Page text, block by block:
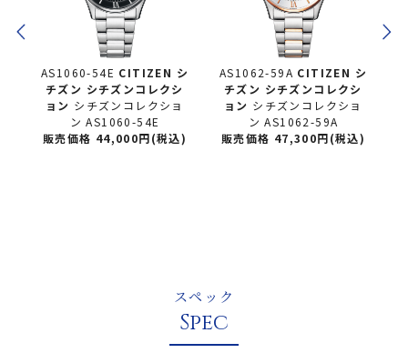
AS1060-54E CITIZEN シ
チズン シチズンコレクシ
ョン シチズンコレクショ
ン AS1060-54E
販売価格 44,000円(税込)
AS1062-59A CITIZEN シ
チズン シチズンコレクシ
ョン シチズンコレクショ
ン AS1062-59A
販売価格 47,300円(税込)
スペック
Spec